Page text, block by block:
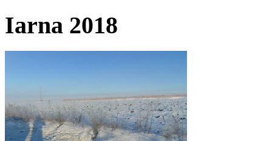
Iarna 2018